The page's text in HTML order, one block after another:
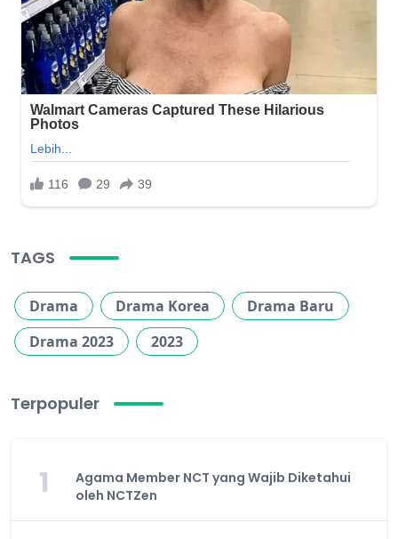
TAGS
Drama Drama Korea
Drama Baru
Drama 2023
2023
Terpopuler
1
Agama Member NCT yang Wajib Diketahui
oleh NCTZen